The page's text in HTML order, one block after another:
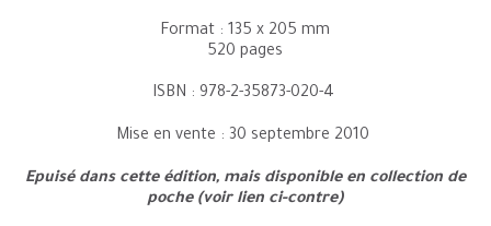
Format : 135 x 205 mm
520 pages
ISBN : 978-2-35873-020-4
Mise en vente : 30 septembre 2010
Epuisé dans cette édition, mais disponible en collection de
poche (voir lien ci-contre)